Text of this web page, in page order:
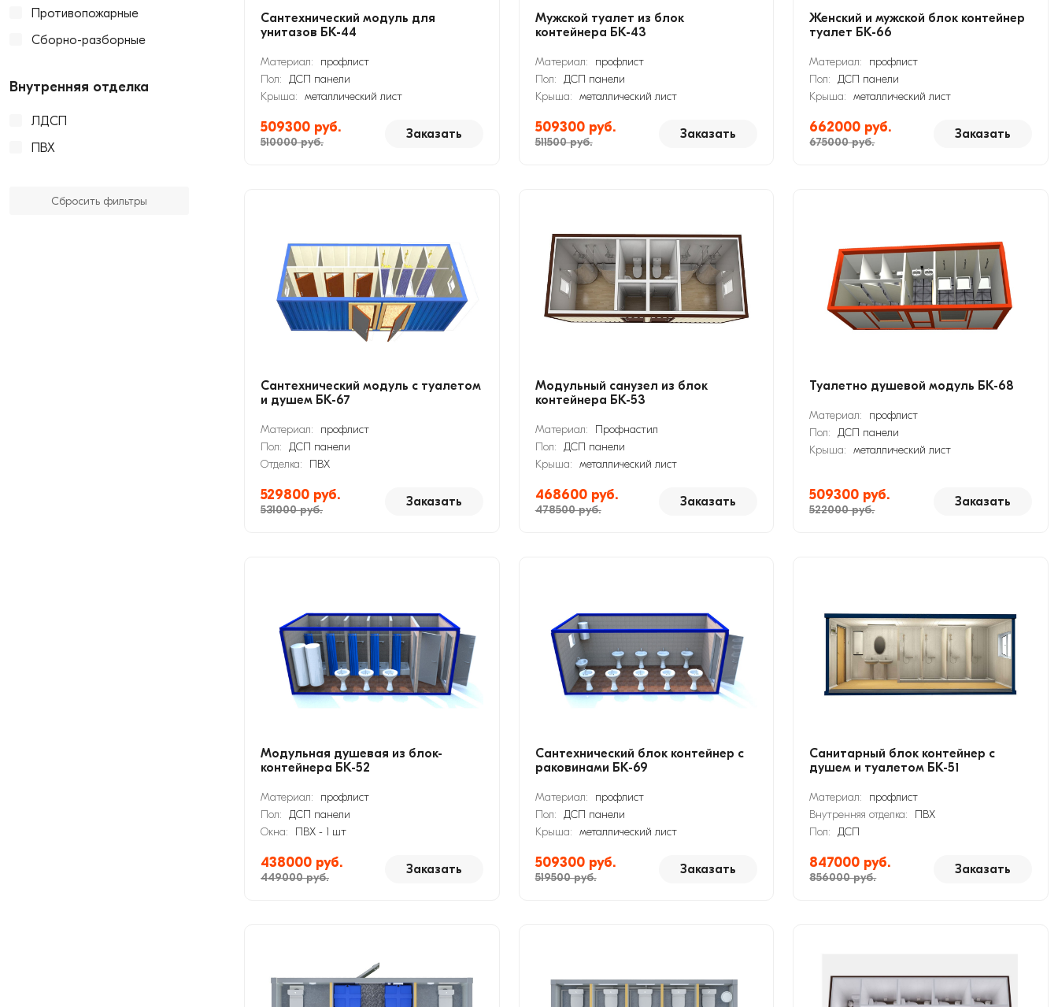
Противопожарные
Сборно-разборные
Внутренняя отделка
ЛДСП
ПВХ
Сбросить фильтры
Сантехнический модуль для
унитазов БК-44
Материал:
профлист
Пол: ДСП панели
Крыша: металлический лист
509300 руб.
510000 руб.
Заказать
Мужской туалет из блок
контейнера БК-43
Материал:
профлист
Пол: ДСП панели
Крыша: металлический лист
509300 руб.
511500 руб.
Заказать
Женский и мужской блок контейнер
туалет БК-66
Материал:
профлист
Пол:
ДСП панели
Крыша:
металлический лист
662000 руб.
675000 руб.
Заказать
Сантехнический модуль с туалетом
и душем БК-67
Материал:
профлист
Пол: ДСП панели
Отделка:
ПВХ
529800 руб.
531000 руб.
Заказать
Модульный санузел из блок
контейнера БК-53
Материал:
Профнастил
Пол: ДСП панели
Крыша: металлический лист
468600 руб.
478500 руб.
Заказать
Туалетно душевой модуль БК-68
Материал:
профлист
Пол:
ДСП панели
Крыша:
металлический лист
509300 руб.
522000 руб.
Заказать
Модульная душевая из блок-
контейнера БК-52
Материал:
профлист
Пол: ДСП панели
Окна:
ПВХ - 1 шт
438000 руб.
449000 руб.
Заказать
Сантехнический блок контейнер с
раковинами БК-69
Материал:
профлист
Пол: ДСП панели
Крыша: металлический лист
509300 руб.
519500 руб.
Заказать
Санитарный блок контейнер с
душем и туалетом БК-51
Материал:
профлист
Внутренняя отделка:
ПВХ
Пол:
ДСП
847000 руб.
856000 руб.
Заказать